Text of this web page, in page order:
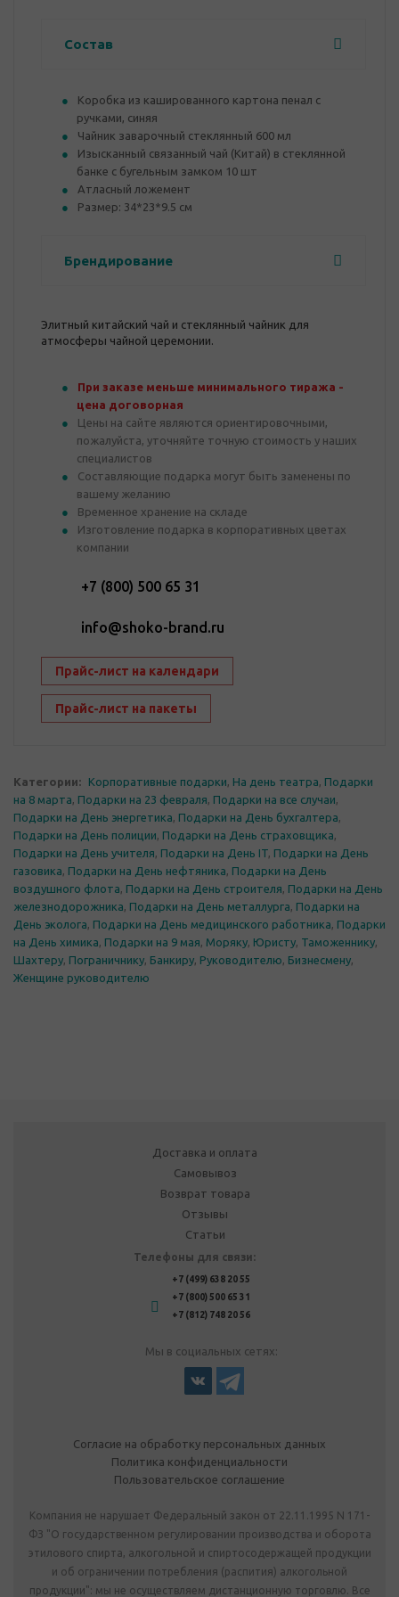
Состав
Коробка из кашированного картона пенал с
ручками, синяя
Чайник заварочный стеклянный 600 мл
Изысканный связанный чай (Китай) в стеклянной
банке с бугельным замком 10 шт
Атласный ложемент
Размер: 34*23*9.5 см
Брендирование
Элитный китайский чай и стеклянный чайник для
атмосферы чайной церемонии.
При заказе меньше минимального тиража -
цена договорная
Цены на сайте являются ориентировочными,
пожалуйста, уточняйте точную стоимость у наших
специалистов
Составляющие подарка могут быть заменены по
вашему желанию
Временное хранение на складе
Изготовление подарка в корпоративных цветах
компании
+7 (800) 500 65 31
info@shoko-brand.ru
Прайс-лист на календари
Прайс-лист на пакеты
Категории: Корпоративные подарки, На день театра, Подарки
на 8 марта, Подарки на 23 февраля, Подарки на все случаи,
Подарки на День энергетика, Подарки на День бухгалтера,
Подарки на День полиции, Подарки на День страховщика,
Подарки на День учителя, Подарки на День IT, Подарки на День
газовика, Подарки на День нефтяника, Подарки на День
воздушного флота, Подарки на День строителя, Подарки на День
железнодорожника, Подарки на День металлурга, Подарки на
День эколога, Подарки на День медицинского работника, Подарки
на День химика, Подарки на 9 мая, Моряку, Юристу, Таможеннику,
Шахтеру, Пограничнику, Банкиру, Руководителю, Бизнесмену,
Женщине руководителю
Доставка и оплата
Самовывоз
Возврат товара
Отзывы
Статьи
Телефоны для связи:
+7 (499) 638 20 55
+7 (800) 500 65 31
+7 (812) 748 20 56
Мы в социальных сетях:
Согласие на обработку персональных данных
Политика конфиденциальности
Пользовательское соглашение
Компания не нарушает Федеральный закон от 22.11.1995 N 171-
ФЗ "О государственном регулировании производства и оборота
этилового спирта, алкогольной и спиртосодержащей продукции
и об ограничении потребления (распития) алкогольной
продукции": мы не осуществляем дистанционную торговлю. Все